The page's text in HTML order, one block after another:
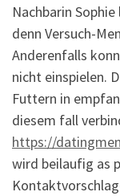
Nachbarin
denn Versuch-
Anderenfalls
nicht einspielen.
Futtern in
diesem fall
https://
wird beilaufig as